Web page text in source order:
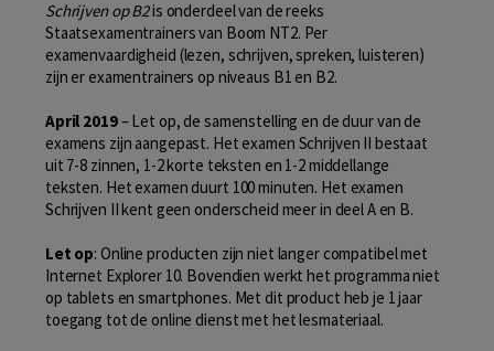
Schrijven op B2is onderdeel van de reeks
Staatsexamentrainers van Boom NT2. Per
examenvaardigheid (lezen, schrijven, spreken, luisteren)
zijn er examentrainers op niveaus B1 en B2.
April 2019– Let op, de samenstelling en de duur van de
examens zijn aangepast. Het examen Schrijven II bestaat
uit 7-8 zinnen, 1-2 korte teksten en 1-2 middellange
teksten. Het examen duurt 100 minuten. Het examen
Schrijven II kent geen onderscheid meer in deel A en B.
Let op: Online producten zijn niet langer compatibel met
Internet Explorer 10. Bovendien werkt het programma niet
op tablets en smartphones. Met dit product heb je 1 jaar
toegang tot de online dienst met het lesmateriaal.